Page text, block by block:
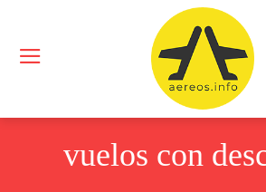
vuelos con